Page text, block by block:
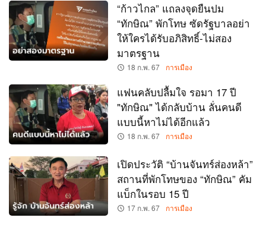
“ก้าวไกล” แถลงจุดยืนปม
“ทักษิณ” พักโทษ ซัดรัฐบาลอย่า
ให้ใครได้รับอภิสิทธิ์-ไม่สอง
มาตรฐาน
18 ก.พ. 67 การเมือง
แฟนคลับปลื้มใจ รอมา 17 ปี
"ทักษิณ" ได้กลับบ้าน ลั่นคนดี
แบบนี้หาไม่ได้อีกแล้ว
18 ก.พ. 67 การเมือง
เปิดประวัติ “บ้านจันทร์ส่องหล้า”
สถานที่พักโทษของ “ทักษิณ” คัม
แบ็กในรอบ 15 ปี
17 ก.พ. 67 การเมือง